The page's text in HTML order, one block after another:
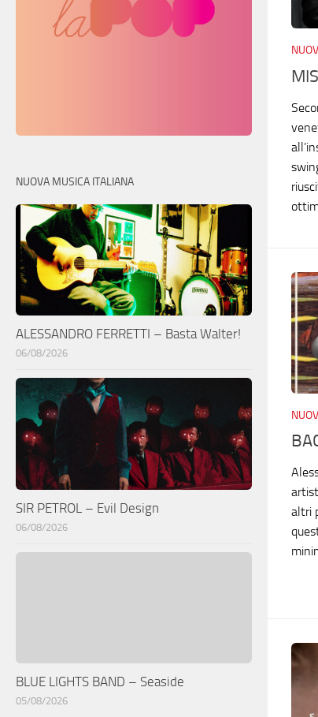
altri
NUOVA MUSICA ITALIANA
ALESSANDRO FERRETTI – Basta Walter!
06/08/2026
SIR PETROL – Evil Design
06/08/2026
BLUE LIGHTS BAND – Seaside
05/08/2026